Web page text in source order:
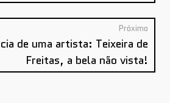
Próximo
de uma artista: Teixeira de
Freitas, a bela não vista!